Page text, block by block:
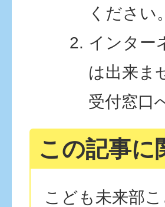
ください。
インター
は出来ま
受付窓口
この記事に
こども未来部